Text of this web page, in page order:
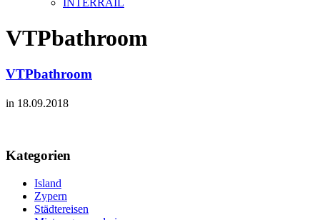
INTERRAIL
VTPbathroom
VTPbathroom
in 18.09.2018
Kategorien
Island
Zypern
Städtereisen